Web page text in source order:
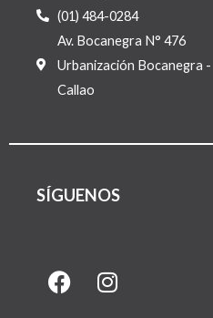
(01) 484-0284
Av. Bocanegra N° 476
Urbanización Bocanegra -
Callao
SÍGUENOS
F
a
I
n
L
i